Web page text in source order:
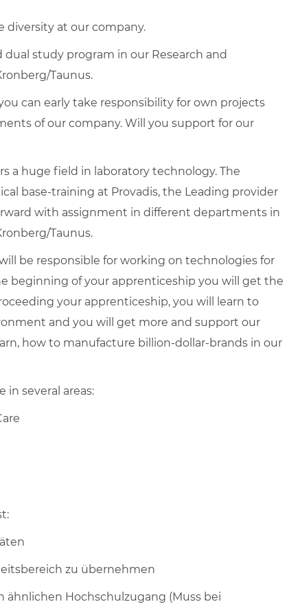
diversity at our company.
study program in our Research and
Taunus.
can early take responsibility for own projects
of our company. Will you support for our
a huge field in laboratory technology. The
base-training at Provadis, the Leading provider
with assignment in different departments in
Taunus.
be responsible for working on technologies for
beginning of your apprenticeship you will get the
your apprenticeship, you will learn to
and you will get more and support our
how to manufacture billion-dollar-brands in our
several areas:
zu übernehmen
ähnlichen Hochschulzugang (Muss bei